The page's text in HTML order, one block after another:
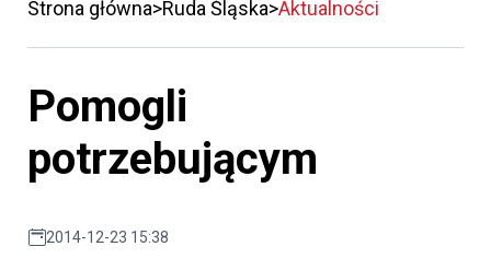
Strona główna Ruda Śląska Aktualności
Pomogli
potrzebującym
2014-12-23 15:38